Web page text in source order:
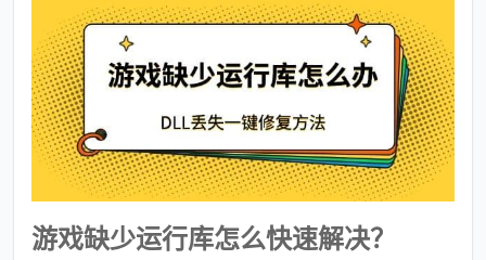
游戏缺少运行库怎么快速解决？